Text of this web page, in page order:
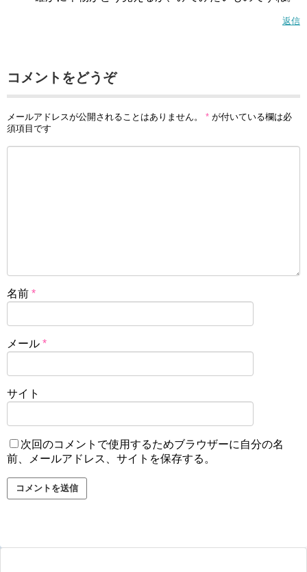
返信
コメントをどうぞ
メールアドレスが公開されることはありません。 * が付いている欄は必
須項目です
名前 *
メール *
サイト
次回のコメントで使用するためブラウザーに自分の名
前、メールアドレス、サイトを保存する。